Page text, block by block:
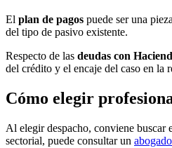
El plan de pagos puede ser una
del tipo de pasivo existente.
Respecto de las deudas con
del crédito y el encaje del caso en la
Cómo elegir
Al elegir despacho, conviene buscar
sectorial, puede consultar un